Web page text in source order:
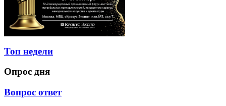
Топ недели
Опрос дня
Вопрос ответ